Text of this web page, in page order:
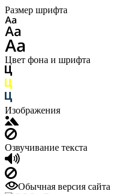
Размер шрифта
Цвет фона и шрифта
Изображения
Озвучивание текста
Обычная версия сайта